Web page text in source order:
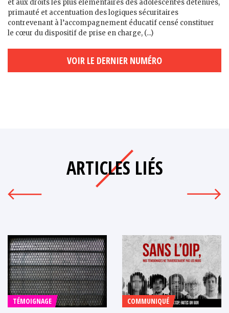
et aux droits les plus élémentaires des adolescent·es détenu·es,
primauté et accentuation des logiques sécuritaires
contrevenant à l’accompagnement éducatif censé constituer
le cœur du dispositif de prise en charge, (...)
VOIR LE DERNIER NUMÉRO
ARTICLES LIÉS
TÉMOIGNAGE COMMUNIQUÉ